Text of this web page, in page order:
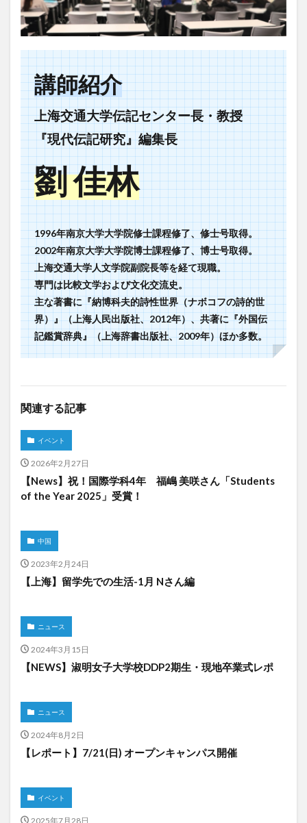
講師紹介
上海交通大学伝記センター長・教授
『現代伝記研究』編集長
劉 佳林
1996年南京大学大学院修士課程修了、修士号取得。
2002年南京大学大学院博士課程修了、博士号取得。
上海交通大学人文学院副院長等を経て現職。
専門は比較文学および文化交流史。
主な著書に『納博科夫的詩性世界（ナボコフの詩的世
界）』（上海人民出版社、2012年）、共著に『外国伝
記鑑賞辞典』（上海辞書出版社、2009年）ほか多数。
関連する記事
イベント
2026年2月27日
【News】祝！国際学科4年 福嶋 美咲さん「Students
of the Year 2025」受賞！
中国
2023年2月24日
【上海】留学先での生活-1月 Nさん編
ニュース
2024年3月15日
【NEWS】淑明女子大学校DDP2期生・現地卒業式レポ
ニュース
2024年8月2日
【レポート】7/21(日) オープンキャンパス開催
イベント
2025年7月28日